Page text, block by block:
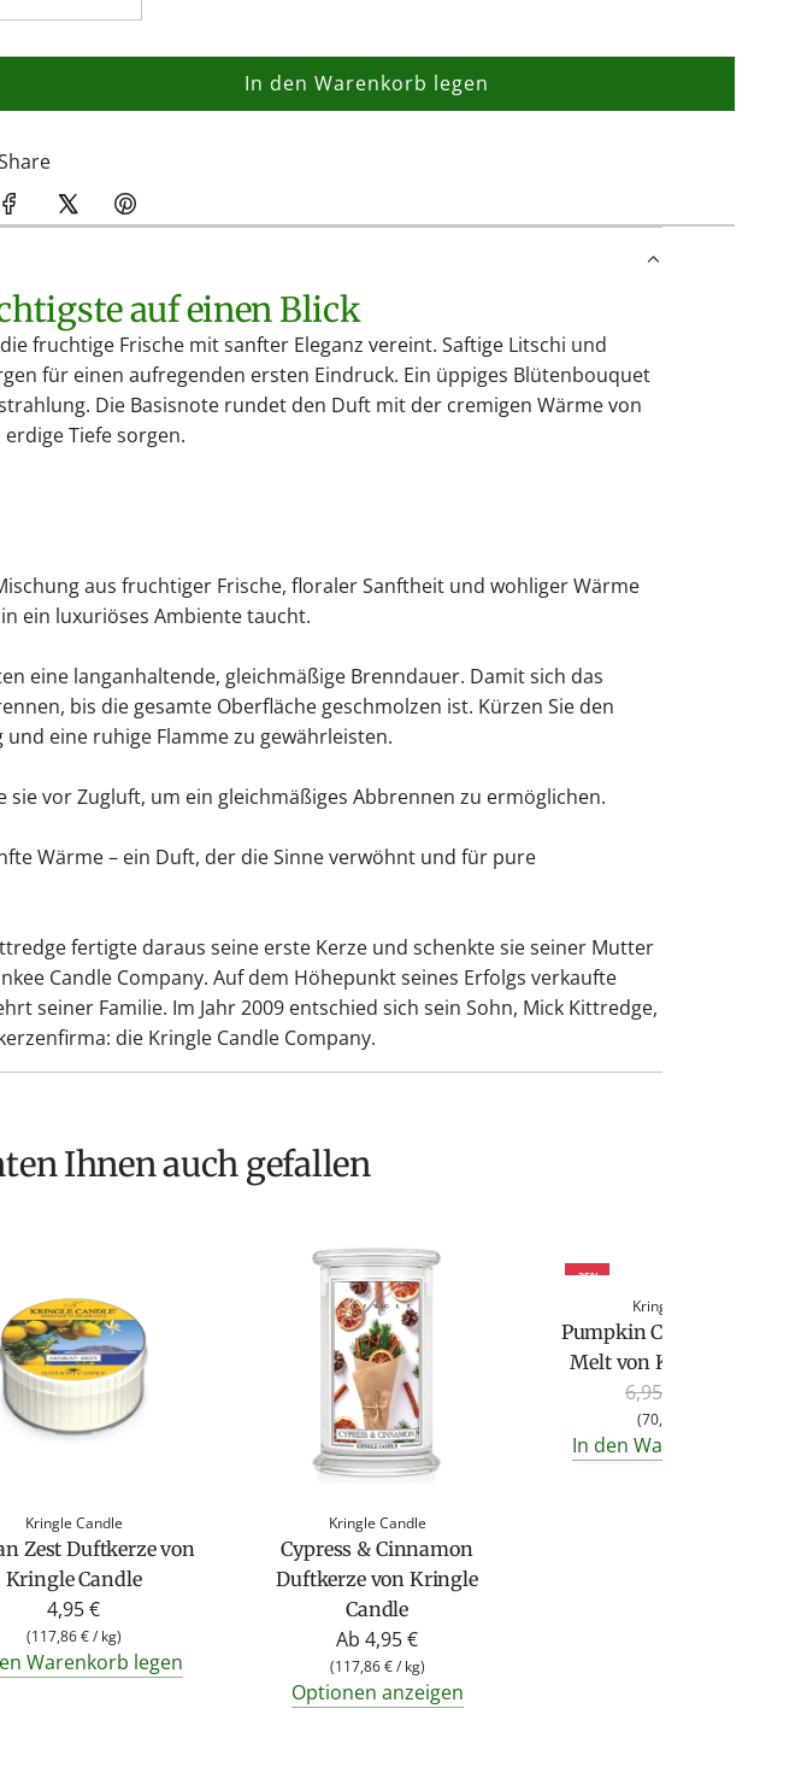
In den Warenkorb legen
L
auf einen Blick
fruchtige Frische mit sanfter Eleganz vereint. Saftige Litschi und
für einen aufregenden ersten Eindruck. Ein üppiges Blütenbouquet
Die Basisnote rundet den Duft mit der cremigen Wärme von
Tiefe sorgen.
aus fruchtiger Frische, floraler Sanftheit und wohliger Wärme
ein luxuriöses Ambiente taucht.
eine langanhaltende, gleichmäßige Brenndauer. Damit sich das
bis die gesamte Oberfläche geschmolzen ist. Kürzen Sie den
eine ruhige Flamme zu gewährleisten.
vor Zugluft, um ein gleichmäßiges Abbrennen zu ermöglichen.
Wärme – ein Duft, der die Sinne verwöhnt und für pure
fertigte daraus seine erste Kerze und schenkte sie seiner Mutter
Candle Company. Auf dem Höhepunkt seines Erfolgs verkaufte
seiner Familie. Im Jahr 2009 entschied sich sein Sohn, Mick Kittredge,
die Kringle Candle Company.
Ihnen auch gefallen
Kringle Candle
Zest Duftkerze von
Kringle Candle
4,95 €
(117,86 € / kg)
Warenkorb legen
Kringle Candle
Cypress & Cinnamon
Duftkerze von Kringle
Candle
Ab 4,95 €
(117,86 € / kg)
Optionen anzeigen
-35%
Kringle Candle
Pumpkin Cheesecake Wax
Melt von Kringle Candle
R
g
6,95 €
(70,31 €
In den Warenkorb legen